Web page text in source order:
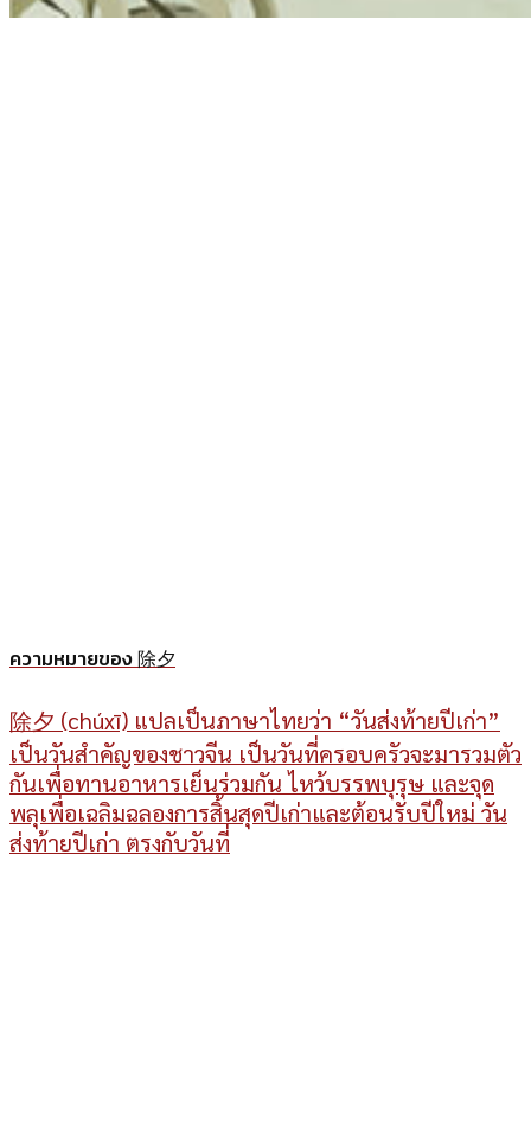
ความหมายของ 除夕
除夕 (chúxī) แปลเป็นภาษาไทยว่า “วันส่งท้ายปีเก่า”
เป็นวันสำคัญของชาวจีน เป็นวันที่ครอบครัวจะมารวมตัว
กันเพื่อทานอาหารเย็นร่วมกัน ไหว้บรรพบุรุษ และจุด
พลุเพื่อเฉลิมฉลองการสิ้นสุดปีเก่าและต้อนรับปีใหม่ วัน
ส่งท้ายปีเก่า ตรงกับวันที่